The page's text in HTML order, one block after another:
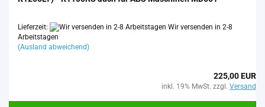
Lieferzeit:
Wir versenden in 2-8
Arbeitstagen
(Ausland abweichend)
225,00 EUR
inkl. 19% MwSt. zzgl. Versand